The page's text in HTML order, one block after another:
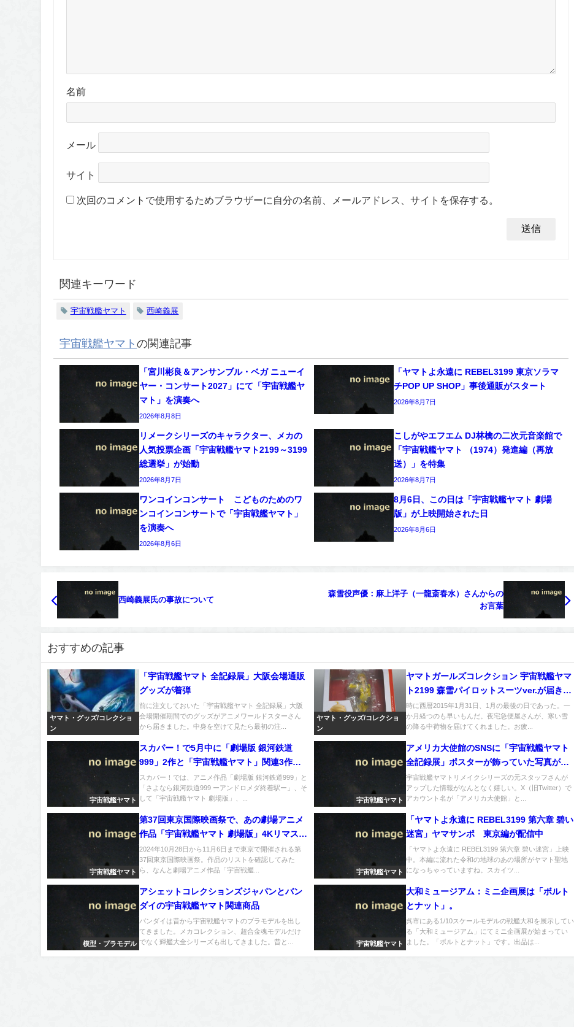
名前
メール
サイト
次回のコメントで使用するためブラウザーに自分の名前、メールアドレス、サイトを保存する。
関連キーワード
宇宙戦艦ヤマト 西崎義展
宇宙戦艦ヤマトの関連記事
「宮川彬良＆アンサンブル・ベガ ニューイ
ヤー・コンサート2027」にて「宇宙戦艦ヤ
マト」を演奏へ
2026年8月8日
「ヤマトよ永遠に REBEL3199 東京ソラマ
チPOP UP SHOP」事後通販がスタート
2026年8月7日
リメークシリーズのキャラクター、メカの
人気投票企画「宇宙戦艦ヤマト2199～3199
総選挙」が始動
2026年8月7日
こしがやエフエム DJ林檎の二次元音楽館で
「宇宙戦艦ヤマト （1974）発進編（再放
送）」を特集
2026年8月7日
ワンコインコンサート こどものためのワ
ンコインコンサートで「宇宙戦艦ヤマト」
を演奏へ
2026年8月6日
8月6日、この日は「宇宙戦艦ヤマト 劇場
版」が上映開始された日
2026年8月6日
西崎義展氏の事故について
森雪役声優：麻上洋子（一龍斎春水）さんからの
お言葉
おすすめの記事
ヤマト・グッズ/コレクショ
ン
「宇宙戦艦ヤマト 全記録展」大阪会場通販
グッズが着弾
前に注文しておいた「宇宙戦艦ヤマト 全記録展」大阪
会場開催期間でのグッズがアニメワールドスターさん
から届きました。中身を空けて見たら最初の注...
ヤマト・グッズ/コレクショ
ン
ヤマトガールズコレクション 宇宙戦艦ヤマ
ト2199 森雪パイロットスーツver.が届きま
した。
時に西暦2015年1月31日、1月の最後の日であった。一
か月経つのも早いもんだ。夜宅急便屋さんが、寒い雪
の降る中荷物を届けてくれました。お疲...
宇宙戦艦ヤマト
スカパー！で5月中に「劇場版 銀河鉄道
999」2作と「宇宙戦艦ヤマト」関連3作を
放送へ
スカパー！では、アニメ作品「劇場版 銀河鉄道999」と
「さよなら銀河鉄道999 ーアンドロメダ終着駅ー」、そ
して「宇宙戦艦ヤマト 劇場版」、...
宇宙戦艦ヤマト
アメリカ大使館のSNSに「宇宙戦艦ヤマト
全記録展」ポスターが飾っていた写真がア
ップされていた
宇宙戦艦ヤマトリメイクシリーズの元スタッフさんが
アップした情報がなんとなく嬉しい。X（旧Twitter）で
アカウント名が「アメリカ大使館」と...
宇宙戦艦ヤマト
第37回東京国際映画祭で、あの劇場アニメ
作品「宇宙戦艦ヤマト 劇場版」4Kリマスタ
ーが上映へ
2024年10月28日から11月6日まで東京で開催される第
37回東京国際映画祭。作品のリストを確認してみた
ら、なんと劇場アニメ作品「宇宙戦艦...
宇宙戦艦ヤマト
「ヤマトよ永遠に REBEL3199 第六章 碧い
迷宮」ヤマサンポ 東京編が配信中
「ヤマトよ永遠に REBEL3199 第六章 碧い迷宮」上映
中。本編に流れた令和の地球のあの場所がヤマト聖地
になっちゃっていますね。スカイツ...
模型・プラモデル
アシェットコレクションズジャパンとバン
ダイの宇宙戦艦ヤマト関連商品
バンダイは昔から宇宙戦艦ヤマトのプラモデルを出し
てきました。メカコレクション、超合金魂モデルだけ
でなく輝艦大全シリーズも出してきました。昔と...
宇宙戦艦ヤマト
大和ミュージアム：ミニ企画展は「ボルト
とナット」。
呉市にある1/10スケールモデルの戦艦大和を展示してい
る「大和ミュージアム」にてミニ企画展が始まってい
ました。「ボルトとナット」です。出品は...